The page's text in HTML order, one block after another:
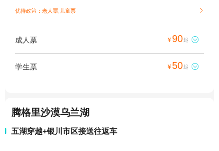
优待政策：老人票,儿童票 
成人票 ¥ 90起 
学生票 ¥ 50起 
腾格里沙漠乌兰湖
五湖穿越+银川市区接送往返车